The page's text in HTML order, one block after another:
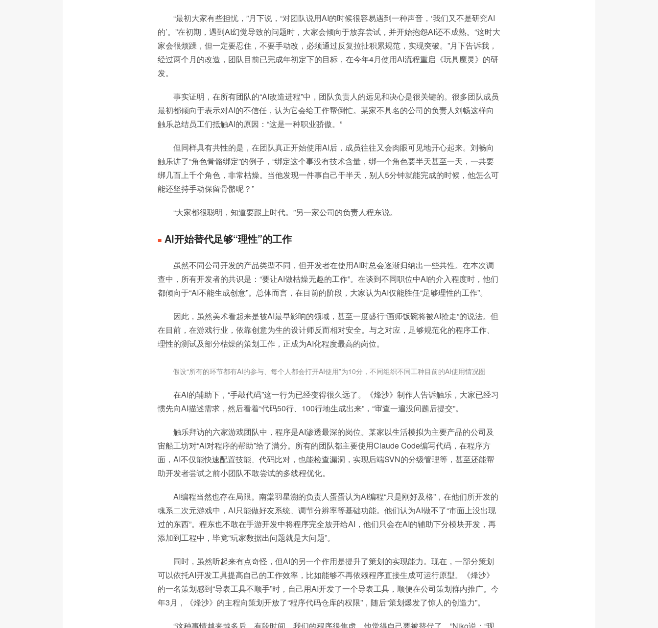
“最初大家有些担忧，”月下说，“对团队说用AI的时候很容易遇到一种声音，‘我们又不是研究AI
的’。”在初期，遇到AI幻觉导致的问题时，大家会倾向于放弃尝试，并开始抱怨AI还不成熟。“这时大
家会很烦躁，但一定要忍住，不要手动改，必须通过反复拉扯积累规范，实现突破。”月下告诉我，
经过两个月的改造，团队目前已完成年初定下的目标，在今年4月使用AI流程重启《玩具魔灵》的研
发。
事实证明，在所有团队的“AI改造进程”中，团队负责人的远见和决心是很关键的。很多团队成员
最初都倾向于表示对AI的不信任，认为它会给工作帮倒忙。某家不具名的公司的负责人刘畅这样向
触乐总结员工们抵触AI的原因：“这是一种职业骄傲。”
但同样具有共性的是，在团队真正开始使用AI后，成员往往又会肉眼可见地开心起来。刘畅向
触乐讲了“角色骨骼绑定”的例子，“绑定这个事没有技术含量，绑一个角色要半天甚至一天，一共要
绑几百上千个角色，非常枯燥。当他发现一件事自己干半天，别人5分钟就能完成的时候，他怎么可
能还坚持手动保留骨骼呢？”
“大家都很聪明，知道要跟上时代。”另一家公司的负责人程东说。
■ AI开始替代足够“理性”的工作
虽然不同公司开发的产品类型不同，但开发者在使用AI时总会逐渐归纳出一些共性。在本次调
查中，所有开发者的共识是：“要让AI做枯燥无趣的工作”。在谈到不同职位中AI的介入程度时，他们
都倾向于“AI不能生成创意”。总体而言，在目前的阶段，大家认为AI仅能胜任“足够理性的工作”。
因此，虽然美术看起来是被AI最早影响的领域，甚至一度盛行“画师饭碗将被AI抢走”的说法。但
在目前，在游戏行业，依靠创意为生的设计师反而相对安全。与之对应，足够规范化的程序工作、
理性的测试及部分枯燥的策划工作，正成为AI化程度最高的岗位。
假设“所有的环节都有AI的参与、每个人都会打开AI使用”为10分，不同组织不同工种目前的AI使用情况图
在AI的辅助下，“手敲代码”这一行为已经变得很久远了。《烽沙》制作人告诉触乐，大家已经习
惯先向AI描述需求，然后看着“代码50行、100行地生成出来”，“审查一遍没问题后提交”。
触乐拜访的六家游戏团队中，程序是AI渗透最深的岗位。某家以生活模拟为主要产品的公司及
宙船工坊对“AI对程序的帮助”给了满分。所有的团队都主要使用Claude Code编写代码，在程序方
面，AI不仅能快速配置技能、代码比对，也能检查漏洞，实现后端SVN的分级管理等，甚至还能帮
助开发者尝试之前小团队不敢尝试的多线程优化。
AI编程当然也存在局限。南棠羽星溯的负责人蛋蛋认为AI编程“只是刚好及格”，在他们所开发的
魂系二次元游戏中，AI只能做好友系统、调节分辨率等基础功能。他们认为AI做不了“市面上没出现
过的东西”。程东也不敢在手游开发中将程序完全放开给AI，他们只会在AI的辅助下分模块开发，再
添加到工程中，毕竟“玩家数据出问题就是大问题”。
同时，虽然听起来有点奇怪，但AI的另一个作用是提升了策划的实现能力。现在，一部分策划
可以依托AI开发工具提高自己的工作效率，比如能够不再依赖程序直接生成可运行原型。《烽沙》
的一名策划感到“导表工具不顺手”时，自己用AI开发了一个导表工具，顺便在公司策划群内推广。今
年3月，《烽沙》的主程向策划开放了“程序代码仓库的权限”，随后“策划爆发了惊人的创造力”。